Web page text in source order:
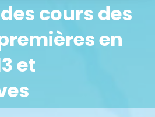
cours des
en
et